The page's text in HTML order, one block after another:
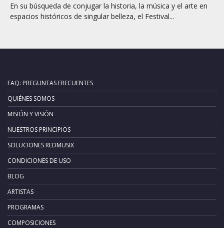
En su búsqueda de conjugar la historia, la música y el arte en
espacios históricos de singular belleza, el Festival...
FAQ: PREGUNTAS FRECUENTES
QUIÉNES SOMOS
MISIÓN Y VISIÓN
NUESTROS PRINCIPIOS
SOLUCIONES REDMUSIX
CONDICIONES DE USO
BLOG
ARTISTAS
PROGRAMAS
COMPOSICIONES